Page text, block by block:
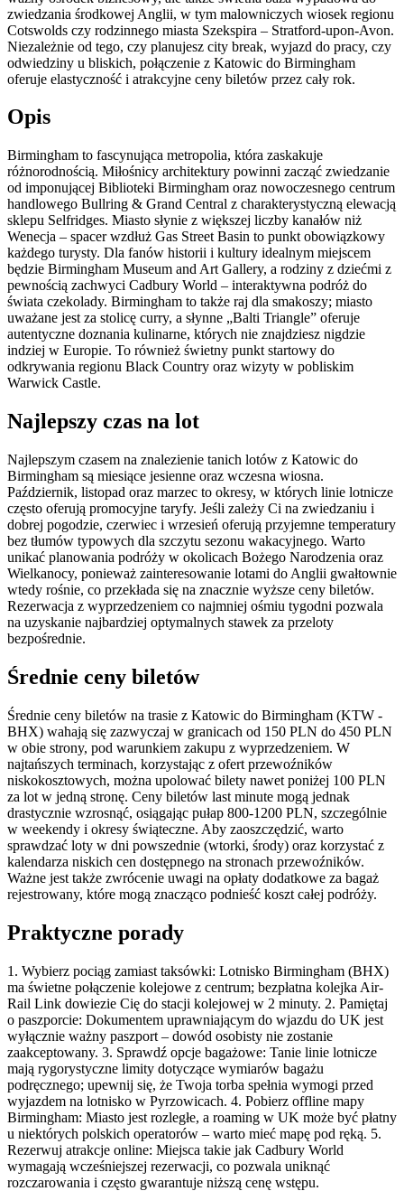
zwiedzania środkowej Anglii, w tym malowniczych wiosek regionu
Cotswolds czy rodzinnego miasta Szekspira – Stratford-upon-Avon.
Niezależnie od tego, czy planujesz city break, wyjazd do pracy, czy
odwiedziny u bliskich, połączenie z Katowic do Birmingham
oferuje elastyczność i atrakcyjne ceny biletów przez cały rok.
Opis
Birmingham to fascynująca metropolia, która zaskakuje
różnorodnością. Miłośnicy architektury powinni zacząć zwiedzanie
od imponującej Biblioteki Birmingham oraz nowoczesnego centrum
handlowego Bullring & Grand Central z charakterystyczną elewacją
sklepu Selfridges. Miasto słynie z większej liczby kanałów niż
Wenecja – spacer wzdłuż Gas Street Basin to punkt obowiązkowy
każdego turysty. Dla fanów historii i kultury idealnym miejscem
będzie Birmingham Museum and Art Gallery, a rodziny z dziećmi z
pewnością zachwyci Cadbury World – interaktywna podróż do
świata czekolady. Birmingham to także raj dla smakoszy; miasto
uważane jest za stolicę curry, a słynne „Balti Triangle” oferuje
autentyczne doznania kulinarne, których nie znajdziesz nigdzie
indziej w Europie. To również świetny punkt startowy do
odkrywania regionu Black Country oraz wizyty w pobliskim
Warwick Castle.
Najlepszy czas na lot
Najlepszym czasem na znalezienie tanich lotów z Katowic do
Birmingham są miesiące jesienne oraz wczesna wiosna.
Październik, listopad oraz marzec to okresy, w których linie lotnicze
często oferują promocyjne taryfy. Jeśli zależy Ci na zwiedzaniu i
dobrej pogodzie, czerwiec i wrzesień oferują przyjemne temperatury
bez tłumów typowych dla szczytu sezonu wakacyjnego. Warto
unikać planowania podróży w okolicach Bożego Narodzenia oraz
Wielkanocy, ponieważ zainteresowanie lotami do Anglii gwałtownie
wtedy rośnie, co przekłada się na znacznie wyższe ceny biletów.
Rezerwacja z wyprzedzeniem co najmniej ośmiu tygodni pozwala
na uzyskanie najbardziej optymalnych stawek za przeloty
bezpośrednie.
Średnie ceny biletów
Średnie ceny biletów na trasie z Katowic do Birmingham (KTW -
BHX) wahają się zazwyczaj w granicach od 150 PLN do 450 PLN
w obie strony, pod warunkiem zakupu z wyprzedzeniem. W
najtańszych terminach, korzystając z ofert przewoźników
niskokosztowych, można upolować bilety nawet poniżej 100 PLN
za lot w jedną stronę. Ceny biletów last minute mogą jednak
drastycznie wzrosnąć, osiągając pułap 800-1200 PLN, szczególnie
w weekendy i okresy świąteczne. Aby zaoszczędzić, warto
sprawdzać loty w dni powszednie (wtorki, środy) oraz korzystać z
kalendarza niskich cen dostępnego na stronach przewoźników.
Ważne jest także zwrócenie uwagi na opłaty dodatkowe za bagaż
rejestrowany, które mogą znacząco podnieść koszt całej podróży.
Praktyczne porady
1. Wybierz pociąg zamiast taksówki: Lotnisko Birmingham (BHX)
ma świetne połączenie kolejowe z centrum; bezpłatna kolejka Air-
Rail Link dowiezie Cię do stacji kolejowej w 2 minuty. 2. Pamiętaj
o paszporcie: Dokumentem uprawniającym do wjazdu do UK jest
wyłącznie ważny paszport – dowód osobisty nie zostanie
zaakceptowany. 3. Sprawdź opcje bagażowe: Tanie linie lotnicze
mają rygorystyczne limity dotyczące wymiarów bagażu
podręcznego; upewnij się, że Twoja torba spełnia wymogi przed
wyjazdem na lotnisko w Pyrzowicach. 4. Pobierz offline mapy
Birmingham: Miasto jest rozległe, a roaming w UK może być płatny
u niektórych polskich operatorów – warto mieć mapę pod ręką. 5.
Rezerwuj atrakcje online: Miejsca takie jak Cadbury World
wymagają wcześniejszej rezerwacji, co pozwala uniknąć
rozczarowania i często gwarantuje niższą cenę wstępu.